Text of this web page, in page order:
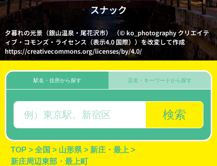
スナック
夕暮れの光景（銀山温泉・尾花沢市） （© ko_photography クリエイテ
ィブ・コモンズ・ライセンス（表示4.0 国際））を改変して作成
https://creativecommons.org/licenses/by/4.0/
駅名・住所から探す
検索
店名・キーワードから探す
TOP > 全国 > 山形県 > 新庄・最上 >
新庄周辺東部・最上町